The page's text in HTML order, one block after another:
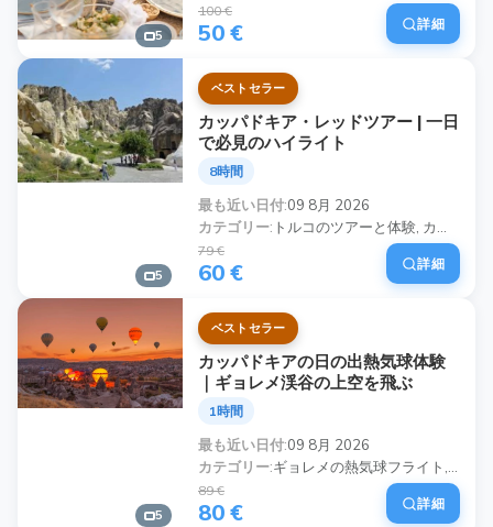
5
100 €
50 € 詳細
5
ベストセラー
カッパドキア・レッドツアー | 一日
で必見のハイライト
8時間
最も近い日付 09 8月 2026
カテゴリー
79 €
60 € 詳細
5
ベストセラー
カッパドキアの日の出熱気球体験
｜ギョレメ渓谷の上空を飛ぶ
1時間
最も近い日付 09 8月 2026
カテゴリー
89 €
80 € 詳細